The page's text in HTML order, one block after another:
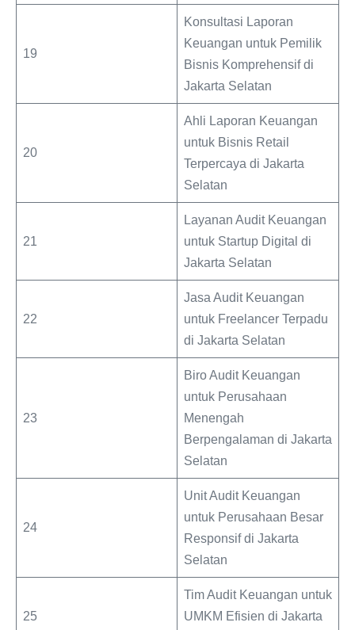
19
Konsultasi Laporan
Keuangan untuk Pemilik
Bisnis Komprehensif di
Jakarta Selatan
20
Ahli Laporan Keuangan
untuk Bisnis Retail
Terpercaya di Jakarta
Selatan
21
Layanan Audit Keuangan
untuk Startup Digital di
Jakarta Selatan
22
Jasa Audit Keuangan
untuk Freelancer Terpadu
di Jakarta Selatan
23
Biro Audit Keuangan
untuk Perusahaan
Menengah
Berpengalaman di Jakarta
Selatan
24
Unit Audit Keuangan
untuk Perusahaan Besar
Responsif di Jakarta
Selatan
25
Tim Audit Keuangan untuk
UMKM Efisien di Jakarta